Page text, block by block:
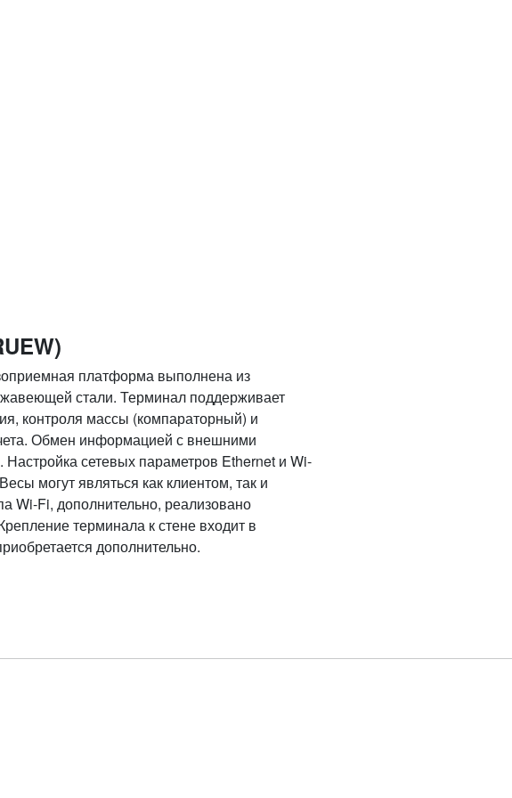
платформа выполнена из
стали. Терминал поддерживает
контроля массы (компараторный) и
Обмен информацией с внешними
сетевых параметров Ethernet и Wi-
могут являться как клиентом, так и
Wi-Fi, дополнительно, реализовано
терминала к стене входит в
дополнительно.